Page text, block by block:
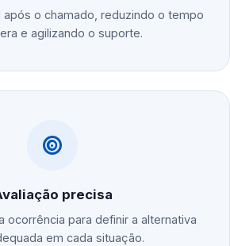
após o chamado, reduzindo o tempo
e agilizando o suporte.
precisa
ocorrência para definir a alternativa
em cada situação.